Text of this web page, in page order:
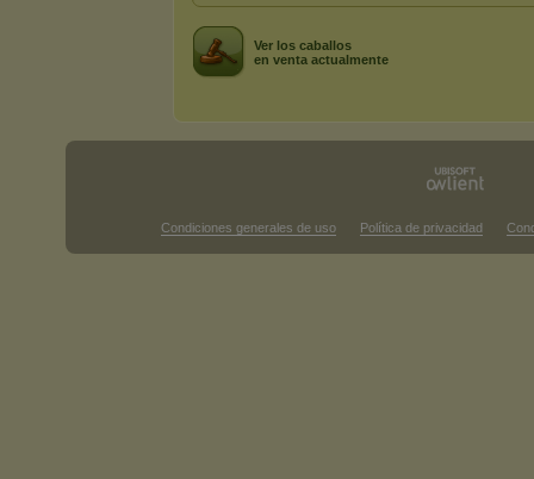
Ver los caballos
en venta actualmente
Condiciones generales de uso Política de privacidad